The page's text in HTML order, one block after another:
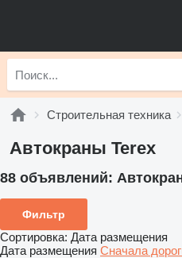
Строительная техника
Автокраны Terex
88 объявлений:
Фильтр
Сортировка: Дата размещения
Дата размещения Сначала